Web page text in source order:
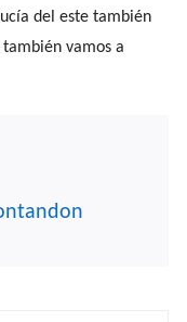
del este también
vamos a